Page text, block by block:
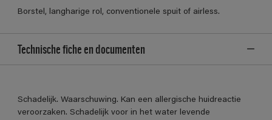
Borstel, langharige rol, conventionele spuit of airless.
Technische fiche en documenten
Schadelijk. Waarschuwing. Kan een allergische huidreactie
veroorzaken. Schadelijk voor in het water levende